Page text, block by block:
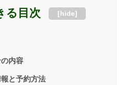
る目次 [hide]
内容
と予約方法